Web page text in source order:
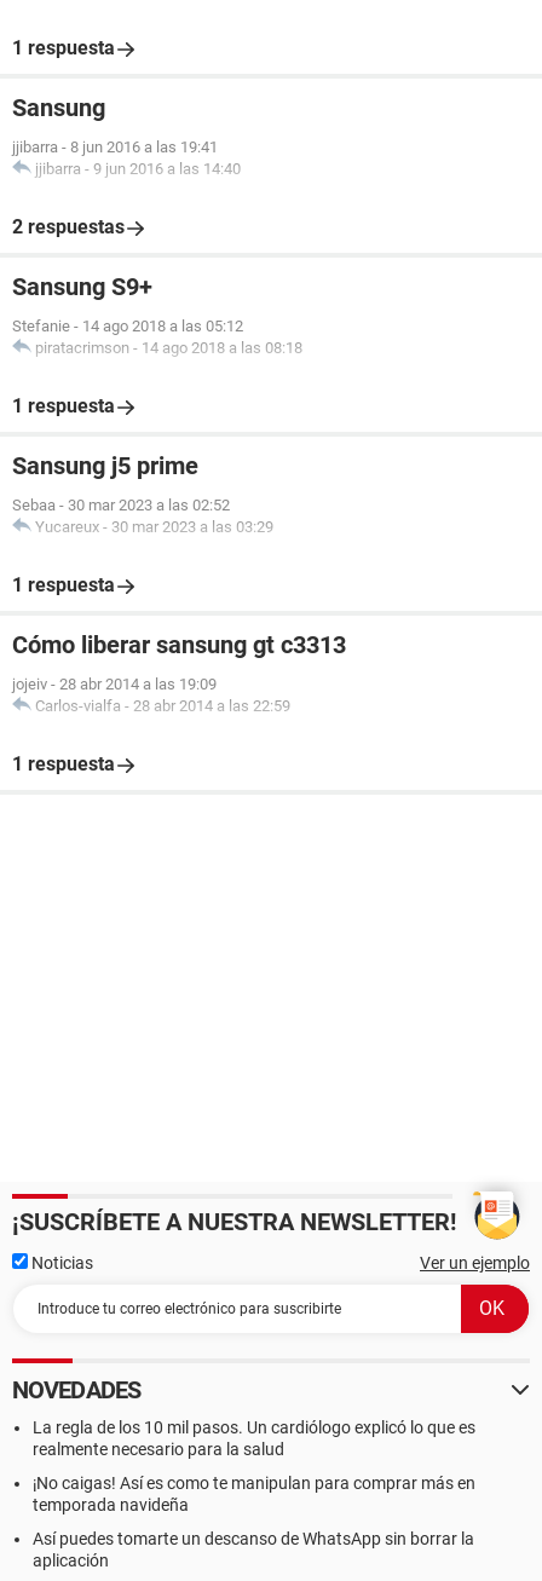
1 respuesta
Sansung
jjibarra - 8 jun 2016 a las 19:41
jjibarra - 9 jun 2016 a las 14:40
2 respuestas
Sansung S9+
Stefanie - 14 ago 2018 a las 05:12
piratacrimson - 14 ago 2018 a las 08:18
1 respuesta
Sansung j5 prime
Sebaa - 30 mar 2023 a las 02:52
Yucareux - 30 mar 2023 a las 03:29
1 respuesta
Cómo liberar sansung gt c3313
jojeiv - 28 abr 2014 a las 19:09
Carlos-vialfa - 28 abr 2014 a las 22:59
1 respuesta
¡SUSCRÍBETE A NUESTRA NEWSLETTER!
Noticias Ver un ejemplo
NOVEDADES
La regla de los 10 mil pasos. Un cardiólogo explicó lo que es
realmente necesario para la salud
¡No caigas! Así es como te manipulan para comprar más en
temporada navideña
Así puedes tomarte un descanso de WhatsApp sin borrar la
aplicación